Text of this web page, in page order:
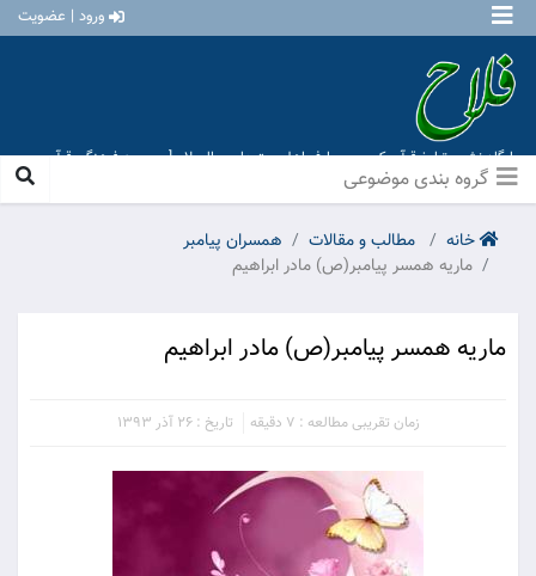
ورود | عضویت
پایگاه نشر و تبلیغ قرآن کریم و معارف اهل بیت علیهم السلام [ موسسه فرهنگی قرآن و
عترت منهاج عشق آباد ]
خانه مطالب و مقالات
همسران پیامبر
ماریه همسر پیامبر(ص) مادر ابراهیم
ماریه همسر پیامبر(ص) مادر ابراهیم
زمان تقریبی مطالعه : 7 دقیقه تاریخ : 26 آذر 1393